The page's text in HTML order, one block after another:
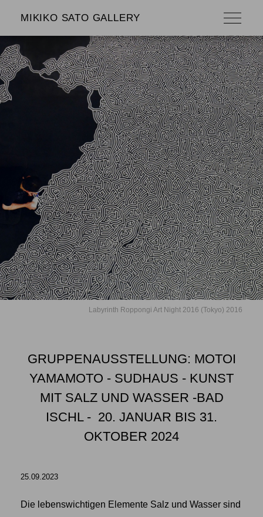
MIKIKO SATO GALLERY
Labyrinth Roppongi Art Night 2016 (Tokyo) 2016
GRUPPENAUSSTELLUNG: MOTOI
YAMAMOTO - SUDHAUS - KUNST
MIT SALZ UND WASSER -BAD
ISCHL - 20. JANUAR BIS 31.
OKTOBER 2024
25.09.2023
Die lebenswichtigen Elemente Salz und Wasser sind